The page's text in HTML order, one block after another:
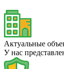
Актуальные
У нас